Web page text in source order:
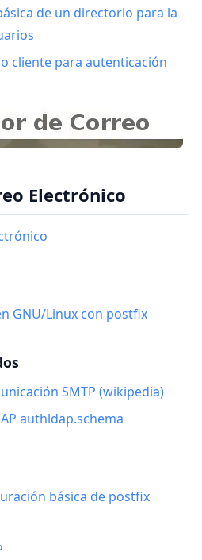
de un directorio para la
cliente para autenticación
Electrónico
GNU/Linux con postfix
SMTP (wikipedia)
authldap.schema
básica de postfix